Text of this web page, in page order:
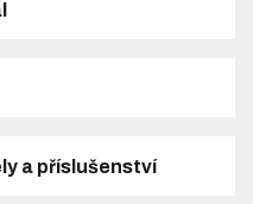
a příslušenství